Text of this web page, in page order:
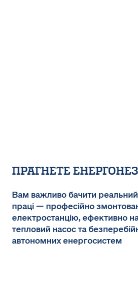
ПРАГНЕТЕ
Вам важливо бачити реальний
праці — професійно
електростанцію, ефективно
тепловий насос та
автономних енергосистем